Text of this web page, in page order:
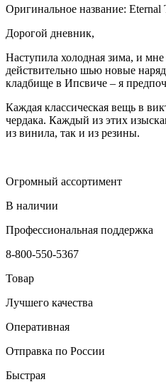
Оригинальное название:
Дорогой дневник,
Наступила холодная зима, и
действительно шью новые
кладбище в Ипсвиче – я
Каждая классическая вещь в
чердака. Каждый из этих
из винила, так и из резины.
Огромный ассортимент
В наличии
Профессиональная поддержка
8-800-550-5367
Товар
Лучшего качества
Оперативная
Отправка по России
Быстрая